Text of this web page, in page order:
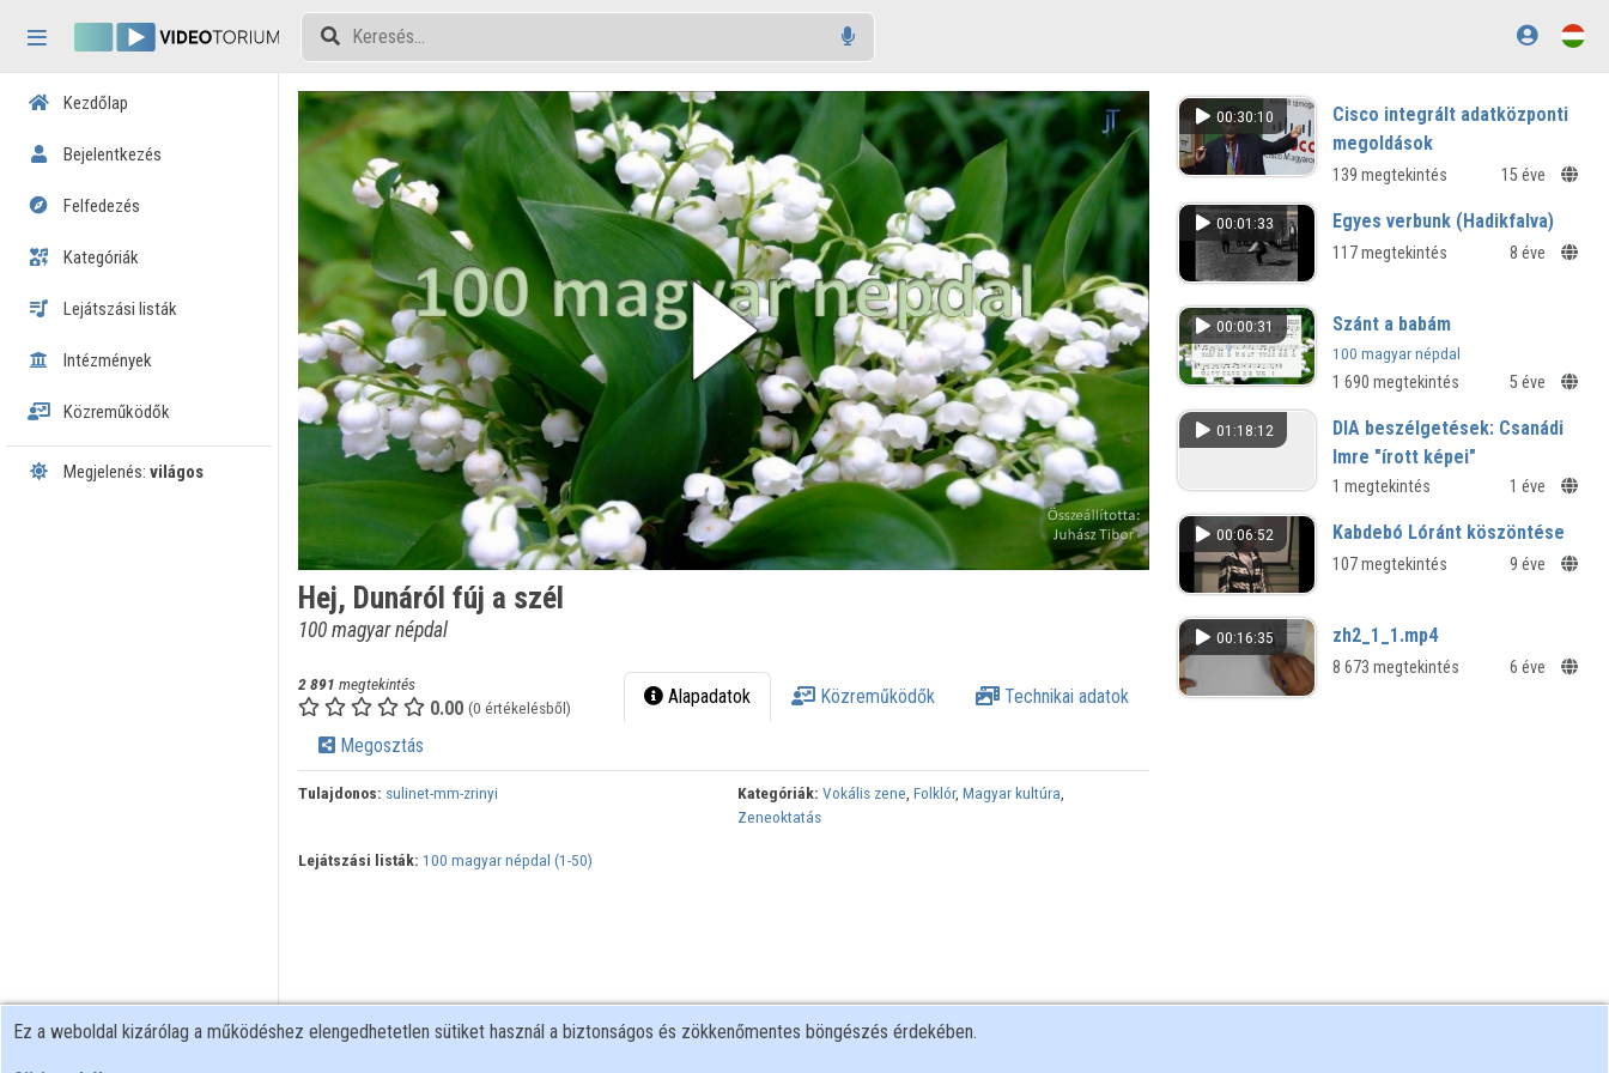
Tartalom kihagyása
Kezdőlap
Bejelentkezés
Felfedezés
Kategóriák
Lejátszási listák
Intézmények
Közreműködők
Megjelenés: világos
Hej, Dunáról fúj a szél
100 magyar népdal
2 891 megtekintés
0.00 (0 értékelésből) Alapadatok Közreműködők Technikai adatok
Megosztás
Tulajdonos: sulinet-mm-zrinyi Kategóriák: Vokális zene,Folklór,Magyar kultúra,
Zeneoktatás
Lejátszási listák: 100 magyar népdal (1-50)
00:30:10
Cisco integrált adatközponti
megoldások
139 megtekintés 15 éve
00:01:33 Egyes verbunk (Hadikfalva)
117 megtekintés 8 éve
00:00:31 Szánt a babám
100 magyar népdal
1 690 megtekintés 5 éve
01:18:12
DIA beszélgetések: Csanádi
Imre "írott képei"
Bazsányi Sándor, Markó Béla és
Imre költészetéről
1 megtekintés 1 éve
00:06:52 Kabdebó Lóránt köszöntése
107 megtekintés 9 éve
00:16:35 zh2_1_1.mp4
8 673 megtekintés 6 éve
Ez a weboldal kizárólag a működéshez elengedhetetlen sütiket használ a biztonságos és zökkenőmentes böngészés érdekében.